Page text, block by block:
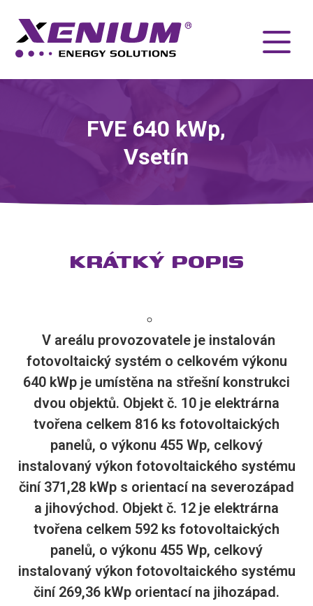
FVE 640 kWp,
Vsetín
KRÁTKÝ POPIS
V areálu provozovatele je instalován
fotovoltaický systém o celkovém výkonu
640 kWp je umístěna na střešní konstrukci
dvou objektů. Objekt č. 10 je elektrárna
tvořena celkem 816 ks fotovoltaických
panelů, o výkonu 455 Wp, celkový
instalovaný výkon fotovoltaického systému
činí 371,28 kWp s orientací na severozápad
a jihovýchod. Objekt č. 12 je elektrárna
tvořena celkem 592 ks fotovoltaických
panelů, o výkonu 455 Wp, celkový
instalovaný výkon fotovoltaického systému
činí 269,36 kWp orientací na jihozápad.